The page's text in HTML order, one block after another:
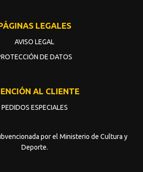
LEGALES
AVISO LEGAL
DE DATOS
AL CLIENTE
PEDIDOS ESPECIALES
por el Ministerio de Cultura y
Deporte.